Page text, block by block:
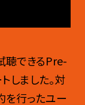
聴できるPre-
しました。対
を行ったユー